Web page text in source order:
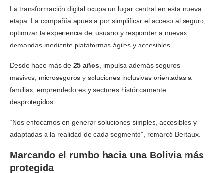
La transformación digital ocupa un lugar central en esta nueva
etapa. La compañía apuesta por simplificar el acceso al seguro,
optimizar la experiencia del usuario y responder a nuevas
demandas mediante plataformas ágiles y accesibles.
Desde hace más de 25 años, impulsa además seguros
masivos, microseguros y soluciones inclusivas orientadas a
familias, emprendedores y sectores históricamente
desprotegidos.
“Nos enfocamos en generar soluciones simples, accesibles y
adaptadas a la realidad de cada segmento”, remarcó Bertaux.
Marcando el rumbo hacia una Bolivia más
protegida